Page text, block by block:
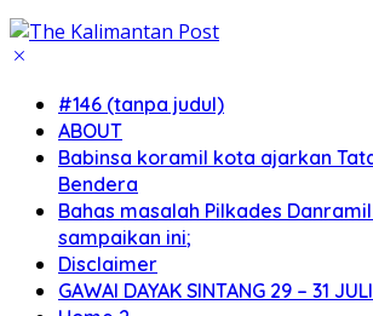
#146 (tanpa judul)
ABOUT
Babinsa koramil kota ajarkan
Bendera
Bahas masalah Pilkades
sampaikan ini;
Disclaimer
GAWAI DAYAK SINTANG 29 – 31